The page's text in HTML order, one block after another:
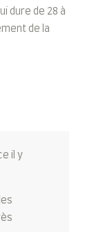
dure de 28 à
de la
il y